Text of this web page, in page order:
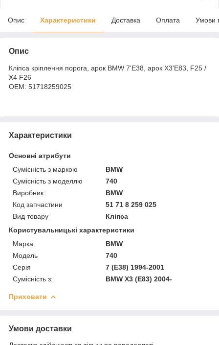
Опис Характеристики Доставка Оплата Умови
Опис
Кліпса кріплення порога, арок BMW 7'E38, арок X3'E83, F25 /
X4 F26
ОЕМ: 51718259025
Характеристики
Основні атрибути
Сумісність з маркою
BMW
Сумісність з моделлю
740
Виробник
BMW
Код запчастини
51 71 8 259 025
Вид товару
Кліпса
Користувальницькі характеристики
Марка
BMW
Модель
740
Серія
7 (E38) 1994-2001
Сумісність з:
BMW X3 (E83) 2004-
Приховати
Умови доставки